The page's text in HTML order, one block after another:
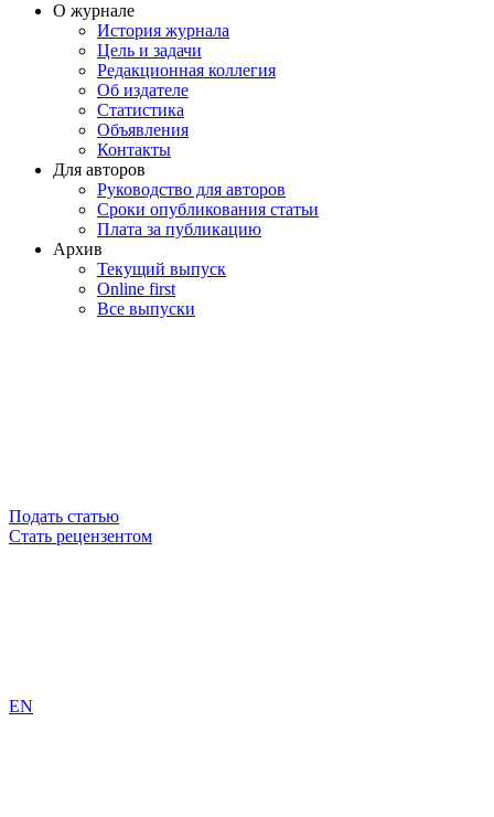
О журнале
История журнала
Цель и задачи
Редакционная коллегия
Об издателе
Статистика
Объявления
Контакты
Для авторов
Руководство для авторов
Сроки опубликования статьи
Плата за публикацию
Архив
Текущий выпуск
Online first
Все выпуски
Подать статью
Стать рецензентом
EN